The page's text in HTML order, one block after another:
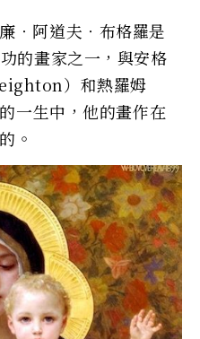
‧阿道夫‧布格羅是
的畫家之一，與安格
）和熱羅姆
一生中，他的畫作在
。